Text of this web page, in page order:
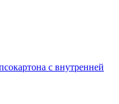
с внутренней